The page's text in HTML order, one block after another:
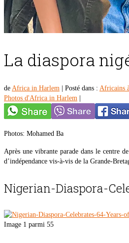
La diaspora
de Africa in Harlem Posté dans : Africains
Photos d'Africa in Harlem
Photos: Mohamed Ba
Après une vibrante parade dans le centre
d’indépendance vis-à-vis de la Grande-
Nigerian-Diaspora-
Image 1 parmi 55